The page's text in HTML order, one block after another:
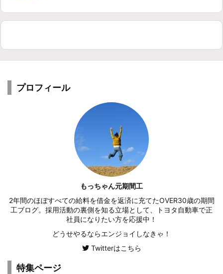
プロフィール
もっちゃん元期間工
2年間のほぼすべての給料を借金を返済に充てたOVER30歳の期間
工ブログ。採用活動の裏側を知る立場として、トヨタ自動車で正
社員になりたい方を応援中！
どうせやるならエンジョイしなきゃ！
Twitterはこちら
特集ページ